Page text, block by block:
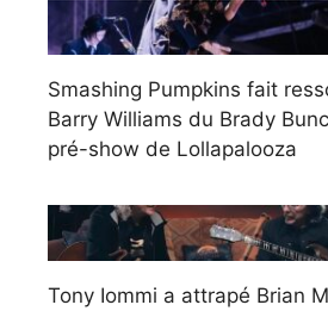
Smashing Pumpkins fait
Barry Williams du Brady
pré-show de Lollapalooza
Tony Iommi a attrapé Brian